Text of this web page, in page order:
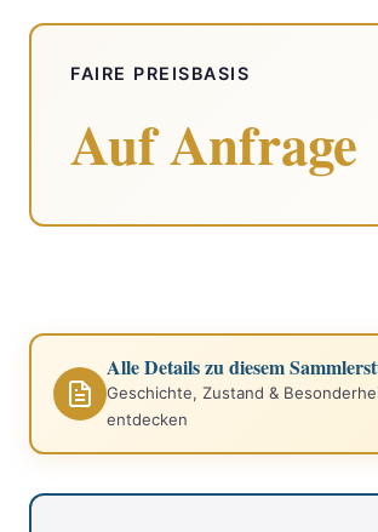
FAIRE PREISBASIS
Auf Anfrage
Alle Details zu diesem
Geschichte, Zustand &
entdecken